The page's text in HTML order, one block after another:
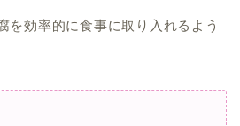
を効率的に食事に取り入れるよう